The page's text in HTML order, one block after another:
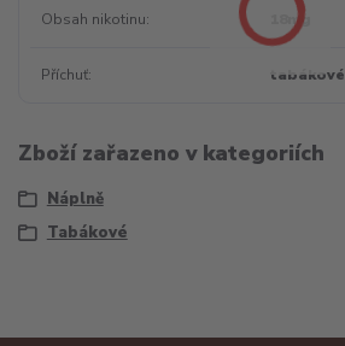
Obsah nikotinu 18mg
Příchuť tabákové
Zboží zařazeno v kategoriích
Náplně
Tabákové